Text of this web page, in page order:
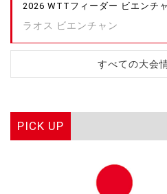
2026 WTTフィーダー ビエンチ
ラオス ビエンチャン
すべての大会
PICK UP